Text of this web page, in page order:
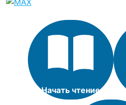
Начать чтение